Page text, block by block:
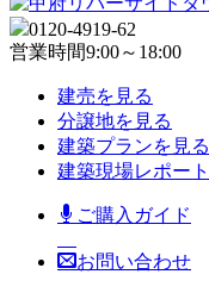
0120-4919-62
営業時間9:00～18:00
建売を見る
分譲地を見る
建築プランを見る
建築現場レポート
ご購入ガイド
お問い合わせ